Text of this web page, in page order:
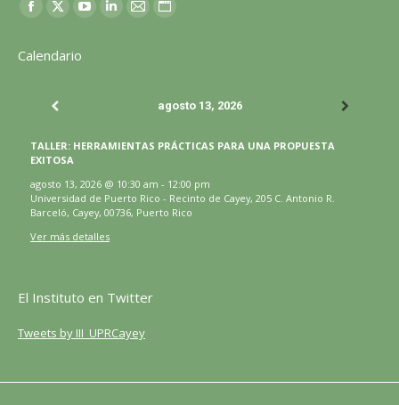
Facebook
se
ventana
nueva
X
se
en
ventana
nueva
YouTube
nueva
LinkedIn
nueva
Correo
nueva
Sitio
abre
ventana
nueva
Calendario
agosto 13, 2026
TALLER: HERRAMIENTAS PRÁCTICAS PARA UNA PROPUESTA
EXITOSA
agosto 13, 2026 @ 10:30 am - 12:00 pm
Universidad de Puerto Rico - Recinto de Cayey, 205 C. Antonio R.
Barceló, Cayey, 00736, Puerto Rico
Ver más detalles
El Instituto en Twitter
Tweets by III_UPRCayey